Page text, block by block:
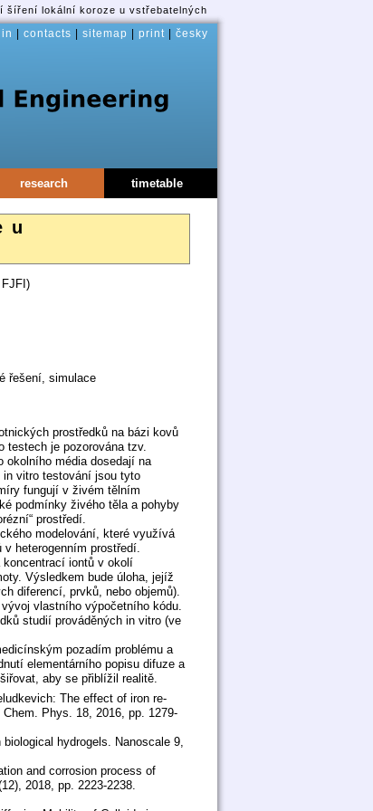
šíření lokální koroze u vstřebatelných
u
řešení, simulace
prostředků na bázi kovů
je pozorována tzv.
okolního média dosedají na
vitro testování jsou tyto
fungují v živém tělním
podmínky živého těla a pohyby
prostředí.
modelování, které využívá
heterogenním prostředí.
iontů v okolí
Výsledkem bude úloha, jejíž
diferencí, prvků, nebo objemů).
vlastního výpočetního kódu.
studií prováděných in vitro (ve
pozadím problému a
elementárního popisu difuze a
aby se přiblížil realitě.
The effect of iron re-
Phys. 18, 2016, pp. 1279-
hydrogels. Nanoscale 9,
and corrosion process of
2018, pp. 2223-2238.
in contacts sitemap print česky
research timetable